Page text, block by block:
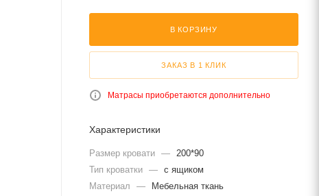
В КОРЗИНУ
ЗАКАЗ В 1 КЛИК
Матрасы приобретаются дополнительно
Характеристики
Размер кровати — 200*90
Тип кроватки — с ящиком
Материал
—
Мебельная ткань